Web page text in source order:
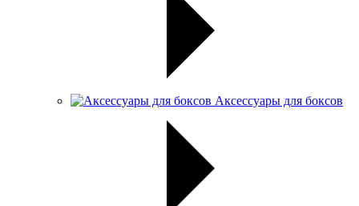
Аксессуары для боксов